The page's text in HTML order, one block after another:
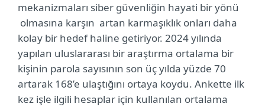
mekanizmaları siber güvenliğin hayati bir yönü
olmasına karşın artan karmaşıklık onları daha
kolay bir hedef haline getiriyor. 2024 yılında
yapılan uluslararası bir araştırma ortalama bir
kişinin parola sayısının son üç yılda yüzde 70
artarak 168’e ulaştığını ortaya koydu. Ankette ilk
kez işle ilgili hesaplar için kullanılan ortalama